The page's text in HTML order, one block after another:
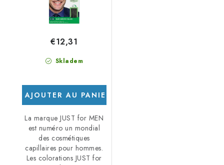
Skladem
€12,31
AJOUTER AU PANIER
La marque JUST for MEN
est numéro un mondial
des cosmétiques
capillaires pour hommes.
Les colorations JUST for